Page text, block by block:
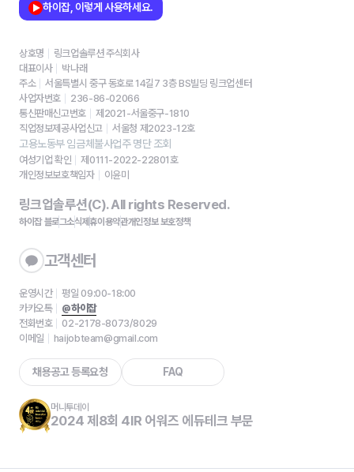
하이잡, 이렇게 사용하세요.
상호명
링크업솔루션 주식회사
대표이사
박나래
주소
서울특별시 중구 동호로 14길7 3층 BS빌딩 링크업센터
사업자번호
236-86-02066
통신판매신고번호
제2021-서울중구-1810
직업정보제공사업신고
서울청 제2023-12호
고용노동부 임금체불사업주 명단 조회
여성기업 확인
제0111-2022-22801호
개인정보보호책임자
이윤미
링크업솔루션(C). All rights Reserved.
하이잡 블로그소식제휴이용약관개인정보 보호정책
고객센터
운영시간
평일 09:00-18:00
카카오톡
@하이잡
전화번호
02-2178-8073/8029
이메일
haijobteam@gmail.com
채용공고 등록요청 FAQ
머니투데이
2024 제8회 4IR 어워즈 에듀테크 부문